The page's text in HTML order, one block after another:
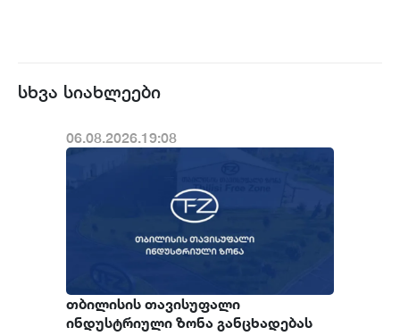
სხვა სიახლეები
06.08.2026.19:08
თბილისის თავისუფალი
ინდუსტრიული ზონა განცხადებას